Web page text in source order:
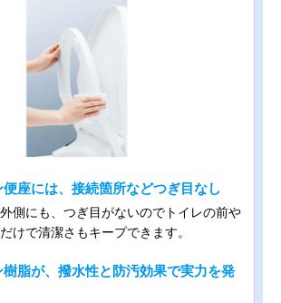
座には、接続箇所などつぎ目なし
側にも、つぎ目がないのでトイレの前や
けで清潔さもキープできます。
脂が、撥水性と防汚効果で実力を発